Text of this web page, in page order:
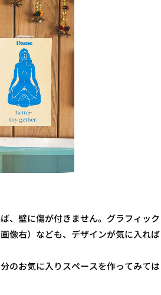
、壁に傷が付きません。グラフィック
像右）なども、デザインが気に入れば
のお気に入りスペースを作ってみては